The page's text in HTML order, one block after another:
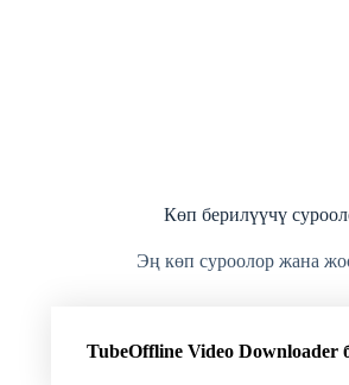
Көп берилүүчү
Эң көп суроолор жана
TubeOffline Video Downloader